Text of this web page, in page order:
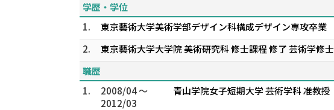
学歴・学位
1.
東京藝術大学美術学部デザイン科構成デザイン専攻卒業
2.
東京藝術大学大学院 美術研究科 修士課程 修了 芸術学修士
職歴
1.
2008/04 ～
2012/03
青山学院女子短期大学 芸術学科 准教授